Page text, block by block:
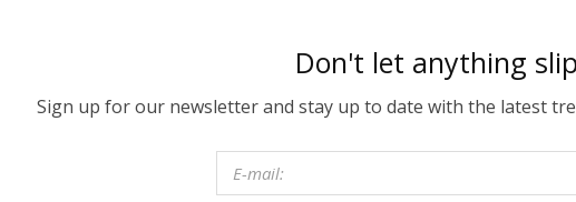
Don't let anything
Sign up for our newsletter and stay up to date with the latest